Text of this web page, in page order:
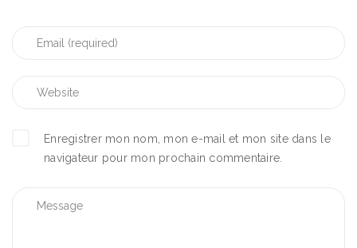
Enregistrer mon nom, mon e-mail et mon site dans le
navigateur pour mon prochain commentaire.